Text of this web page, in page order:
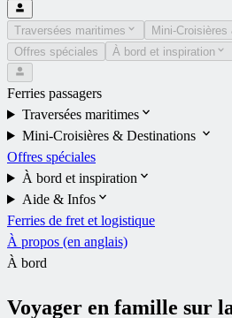
Traversées maritimes
Mini-
Offres spéciales
À bord et inspiration
Ferries passagers
Traversées maritimes
Mini-Croisières & Destinations
Offres spéciales
À bord et inspiration
Aide & Infos
Ferries de fret et logistique
À propos (en anglais)
À bord
Voyager en famille sur